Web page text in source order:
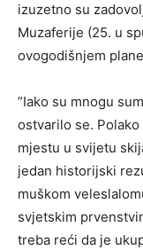
izuzetno su
Muzaferije (25. u
ovogodišnjem
”Iako su mnogu
ostvarilo se.
mjestu u svijetu
jedan historijski
muškom
svjetskim
treba reći da je